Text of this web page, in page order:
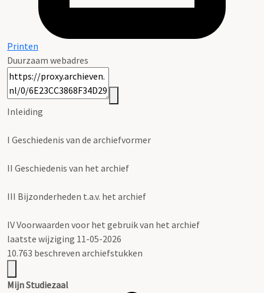
Printen
Duurzaam webadres
Inleiding
I Geschiedenis van de archiefvormer
II Geschiedenis van het archief
III Bijzonderheden t.a.v. het archief
IVVoorwaarden voor het gebruik van het archief
laatste wijziging 11-05-2026
10.763 beschreven archiefstukken
Mijn Studiezaal